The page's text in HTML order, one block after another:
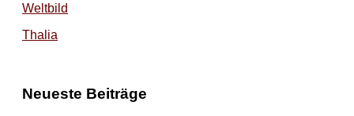
Weltbild
Thalia
Neueste Beiträge